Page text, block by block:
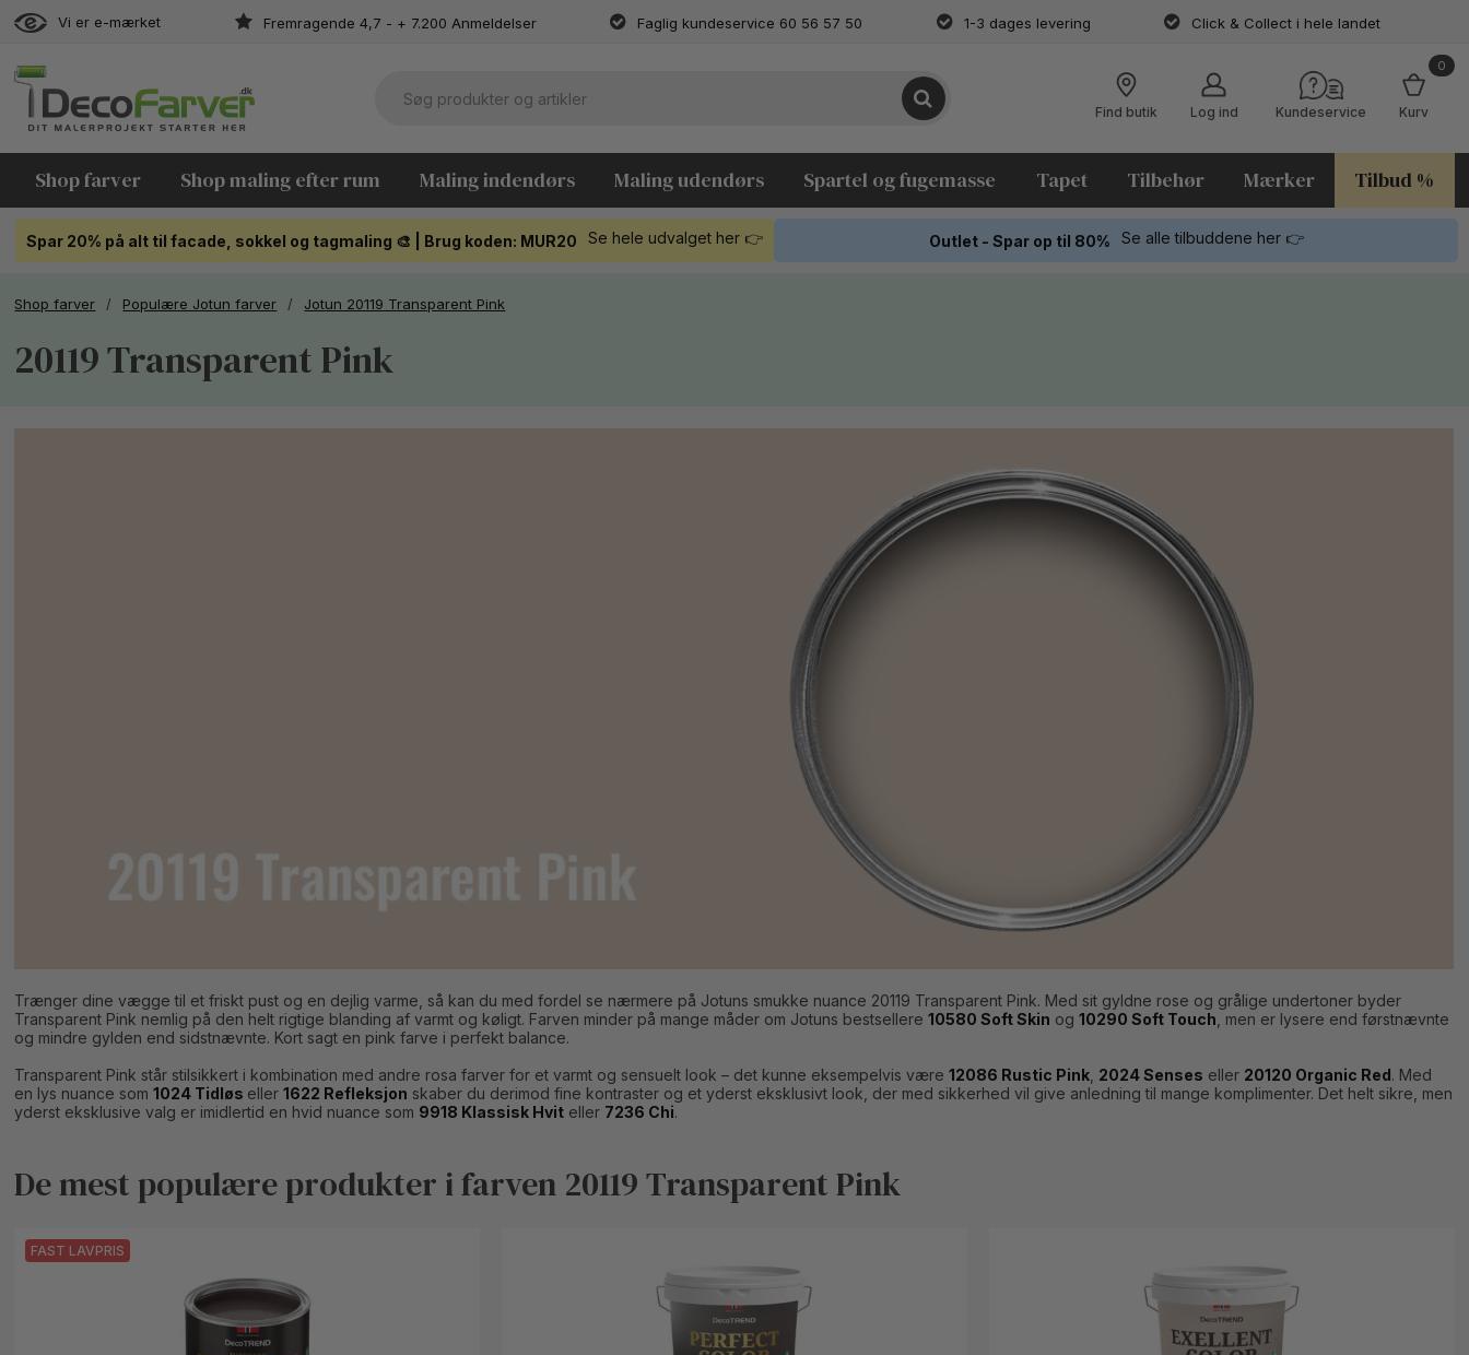
Vi er e-mærket Fremragende 4,7 - + 7.200 Anmeldelser Faglig kundeservice 60 56 57 50 1-3 dages levering Click & Collect i hele landet
Find butik Log ind Kundeservice
0
Kurv
Shop farver Shop maling efter rum Maling indendørs Maling udendørs Spartel og fugemasse Tapet Tilbehør Mærker Tilbud %
Spar 20% på alt til facade, sokkel og tagmaling 🎨 | Brug koden: MUR20 Se hele udvalget her 👉 Outlet - Spar op til 80% Se alle tilbuddene her 👉
Shop farver / Populære Jotun farver / Jotun 20119 Transparent Pink
20119 Transparent Pink
Trænger dine vægge til et friskt pust og en dejlig varme, så kan du med fordel se nærmere på Jotuns smukke nuance 20119 Transparent Pink. Med sit gyldne rose og grålige undertoner byder
Transparent Pink nemlig på den helt rigtige blanding af varmt og køligt. Farven minder på mange måder om Jotuns bestsellere10580 Soft Skin og10290 Soft Touch , men er lysere end førstnævnte
og mindre gylden end sidstnævnte. Kort sagt en pink farve i perfekt balance.
Transparent Pink står stilsikkert i kombination med andre rosa farver for et varmt og sensuelt look – det kunne eksempelvis være12086 Rustic Pink 2024 Senses eller 20120 Organic Red. Med
en lys nuance som1024 Tidløs eller1622 Refleksjon skaber du derimod fine kontraster og et yderst eksklusivt look, der med sikkerhed vil give anledning til mange komplimenter. Det helt sikre, men
yderst eksklusive valg er imidlertid en hvid nuance som 9918 Klassisk Hvit eller 7236 Chi.
De mest populære produkter i farven 20119 Transparent Pink
FAST LAVPRIS